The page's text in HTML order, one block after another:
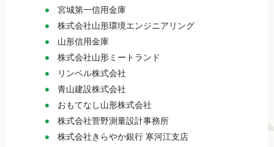
宮城第一信用金庫
株式会社山形環境エンジニアリング
山形信用金庫
株式会社山形ミートランド
リンベル株式会社
青山建設株式会社
おもてなし山形株式会社
株式会社菅野測量設計事務所
株式会社きらやか銀行 寒河江支店